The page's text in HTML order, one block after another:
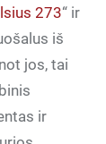
273“ ir
iš
jos, tai
ir